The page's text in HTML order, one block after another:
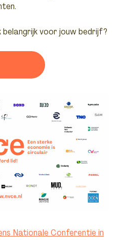
voor jouw bedrijf?
Nationale Conferentie in